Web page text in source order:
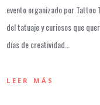
evento organizado por
del tatuaje y curiosos que
días de creatividad…
LEER MÁS